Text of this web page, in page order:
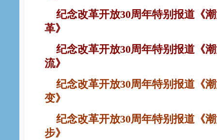
纪念改革开放30周年特别报道《
革》
纪念改革开放30周年特别报道《
流》
纪念改革开放30周年特别报道《
变》
纪念改革开放30周年特别报道《
步》